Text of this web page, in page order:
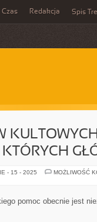
Czas Redakcja Spis
- 15 - 2025
MOŻLIWOŚĆ
pomoc obecnie jest